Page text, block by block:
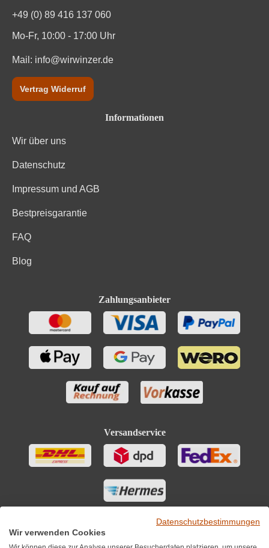
Säuregehalt in g/L
Traubenfarbe
Nährwertangaben
Brennwert
Kohlenhydrate
Kohlenhydrate davon Zucker
Zutaten
+49 (0) 89 416 137 060
Mo-Fr, 10:00 - 17:00 Uhr
Mail: info@wirwinzer.de
Vertrag Widerruf
Informationen
Wir über uns
Datenschutz
Impressum und AGB
Bestpreisgarantie
FAQ
Blog
Zahlungsanbieter
Versandservice
Datenschutzbestimmungen
Wir verwenden Cookies